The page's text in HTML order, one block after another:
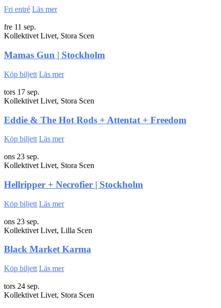
Fri entré Läs mer
fre 11 sep.
Kollektivet Livet, Stora Scen
Mamas Gun | Stockholm
Köp biljett Läs mer
tors 17 sep.
Kollektivet Livet, Stora Scen
Eddie & The Hot Rods + Attentat + Freedom
Köp biljett Läs mer
ons 23 sep.
Kollektivet Livet, Stora Scen
Hellripper + Necrofier | Stockholm
Köp biljett Läs mer
ons 23 sep.
Kollektivet Livet, Lilla Scen
Black Market Karma
Köp biljett Läs mer
tors 24 sep.
Kollektivet Livet, Stora Scen